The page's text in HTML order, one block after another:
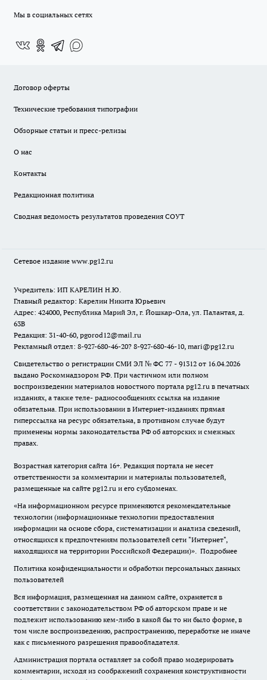
Мы в социальных сетях
Договор оферты
Технические требования типографии
Обзорные статьи и пресс-релизы
О нас
Контакты
Редакционная политика
Сводная ведомость результатов проведения СОУТ
Сетевое издание www.pg12.ru
Учредитель: ИП КАРЕЛИН Н.Ю.
Главный редактор: Карелин Никита Юрьевич
Адрес: 424000, Республика Марий Эл, г. Йошкар-Ола, ул. Палантая, д.
63В
Редакция: 31-40-60, pgorod12@mail.ru
Рекламный отдел: 8-927-680-46-20? 8-927-680-46-10, mari@pg12.ru
Свидетельство о регистрации СМИ ЭЛ № ФС 77 - 91312 от 16.04.2026
выдано Роскомнадзором РФ. При частичном или полном
воспроизведении материалов новостного портала pg12.ru в печатных
изданиях, а также теле- радиосообщениях ссылка на издание
обязательна. При использовании в Интернет-изданиях прямая
гиперссылка на ресурс обязательна, в противном случае будут
применены нормы законодательства РФ об авторских и смежных
правах.
Возрастная категория сайта 16+. Редакция портала не несет
ответственности за комментарии и материалы пользователей,
размещенные на сайте pg12.ru и его субдоменах.
«На информационном ресурсе применяются рекомендательные
технологии (информационные технологии предоставления
информации на основе сбора, систематизации и анализа сведений,
относящихся к предпочтениям пользователей сети "Интернет",
находящихся на территории Российской Федерации)». Подробнее
Политика конфиденциальности и обработки персональных данных
пользователей
Вся информация, размещенная на данном сайте, охраняется в
соответствии с законодательством РФ об авторском праве и не
подлежит использованию кем-либо в какой бы то ни было форме, в
том числе воспроизведению, распространению, переработке не иначе
как с письменного разрешения правообладателя.
Администрация портала оставляет за собой право модерировать
комментарии, исходя из соображений сохранения конструктивности